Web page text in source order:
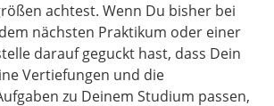
achtest. Wenn Du bisher bei
nächsten Praktikum oder einer
darauf geguckt hast, dass Dein
Vertiefungen und die
zu Deinem Studium passen,